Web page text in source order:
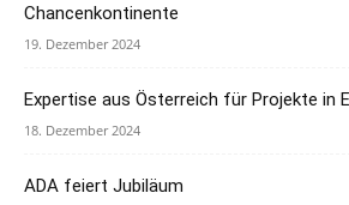
Chancenkontinente
19. Dezember 2024
Expertise aus Österreich für Projekte in
18. Dezember 2024
ADA feiert Jubiläum